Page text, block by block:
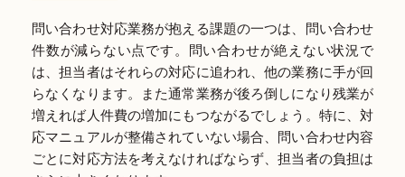
問い合わせ対応業務が抱える課題の一つは、問い合わせ
件数が減らない点です。問い合わせが絶えない状況で
は、担当者はそれらの対応に追われ、他の業務に手が回
らなくなります。また通常業務が後ろ倒しになり残業が
増えれば人件費の増加にもつながるでしょう。特に、対
応マニュアルが整備されていない場合、問い合わせ内容
ごとに対応方法を考えなければならず、担当者の負担は